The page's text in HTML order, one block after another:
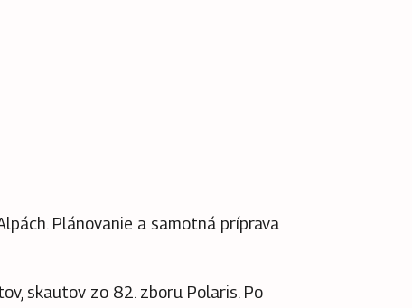
Plánovanie a samotná príprava
skautov zo 82. zboru Polaris. Po